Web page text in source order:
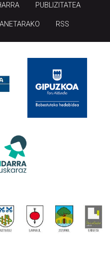
PUBLIZITATEA
RSS